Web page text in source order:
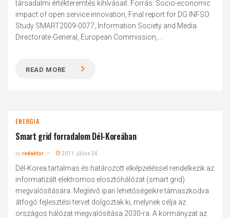
társadalmi értékteremtés kihívásait. Forrás: Socio-economic
impact of open service innovation, Final report for DG INFSO
Study SMART2009-0077, Information Society and Media
Directorate-General, European Commission,...
READ MORE
ENERGIA
Smart grid forradalom Dél-Koreában
byredaktor 2011. július 24.
Dél-Korea tartalmas és határozott elképzeléssel rendelkezik az
informatizált elektromos elosztóhálózat (smart grid)
megvalósítására. Meglévő ipari lehetőségeikre támaszkodva
átfogó fejlesztési tervet dolgoztak ki, melynek célja az
országos hálózat megvalósítása 2030-ra. A kormányzat az